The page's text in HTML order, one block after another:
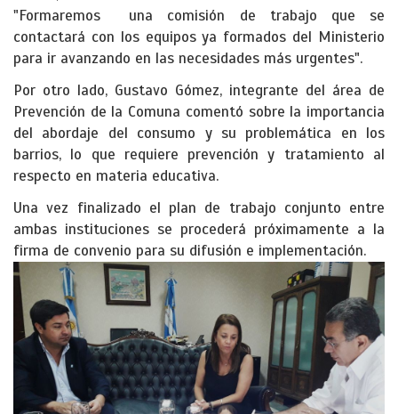
"Formaremos una comisión de trabajo que se
contactará con los equipos ya formados del Ministerio
para ir avanzando en las necesidades más urgentes".
Por otro lado, Gustavo Gómez, integrante del área de
Prevención de la Comuna comentó sobre la importancia
del abordaje del consumo y su problemática en los
barrios, lo que requiere prevención y tratamiento al
respecto en materia educativa.
Una vez finalizado el plan de trabajo conjunto entre
ambas instituciones se procederá próximamente a la
firma de convenio para su difusión e implementación.